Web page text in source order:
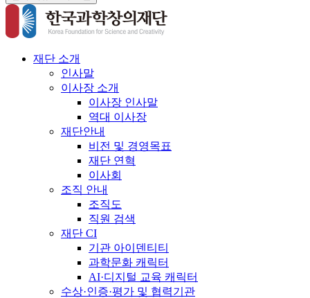
재단 소개
인사말
이사장 소개
이사장 인사말
역대 이사장
재단안내
비전 및 경영목표
재단 연혁
이사회
조직 안내
조직도
직원 검색
재단 CI
기관 아이덴티티
과학문화 캐릭터
AI·디지털 교육 캐릭터
수상·인증·평가 및 협력기관